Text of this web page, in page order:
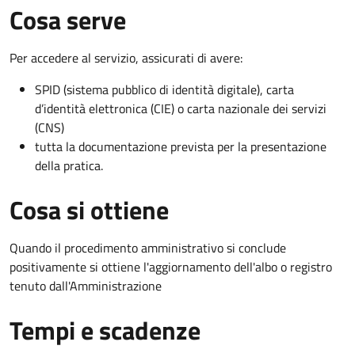
Cosa serve
Per accedere al servizio, assicurati di avere:
SPID (sistema pubblico di identità digitale), carta
d’identità elettronica (CIE) o carta nazionale dei servizi
(CNS)
tutta la documentazione prevista per la presentazione
della pratica.
Cosa si ottiene
Quando il procedimento amministrativo si conclude
positivamente si ottiene l'aggiornamento dell'albo o registro
tenuto dall'Amministrazione
Tempi e scadenze